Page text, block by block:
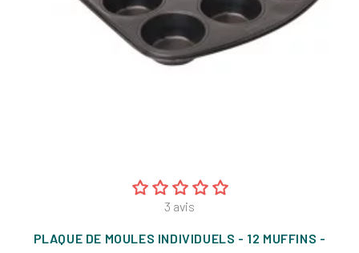
3 avis
PLAQUE DE MOULES INDIVIDUELS - 12 MUFFINS -